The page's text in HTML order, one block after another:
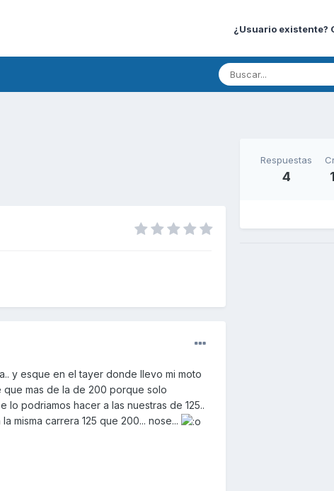
¿Usuario existente?
y esque en el tayer donde llevo mi moto
mas de la de 200 porque solo
podriamos hacer a las nuestras de 125..
misma carrera 125 que 200... nose...
Respuestas
4